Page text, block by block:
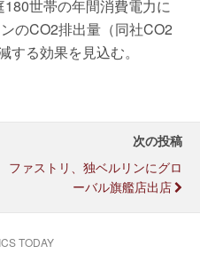
180世帯の年間消費電力に
のCO2排出量（同社CO2
る効果を見込む。
次の投稿
ファストリ、独ベルリンにグロ
ーバル旗艦店出店
TODAY